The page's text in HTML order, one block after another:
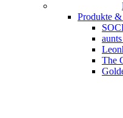
Produkte
The